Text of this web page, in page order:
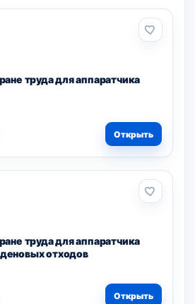
труда для аппаратчика
Открыть
труда для аппаратчика
отходов
Открыть